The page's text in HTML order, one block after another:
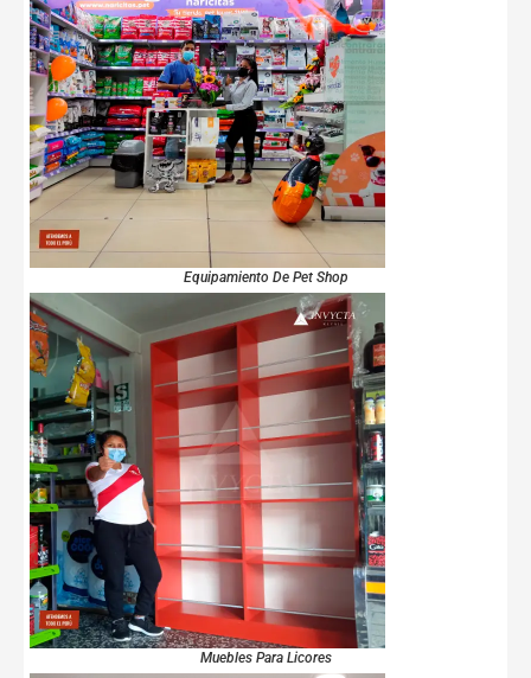
Equipamiento De Pet Shop
Muebles Para Licores